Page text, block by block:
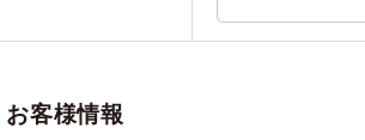
お客様情報